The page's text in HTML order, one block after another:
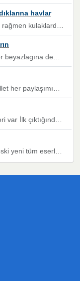
havlar
ol yükses ses müzik dinleme sebebisiniz canlar bomba gibi patladınız maşallah
asla kavusamayacagim ama asla unutamicagim sevdiğim adam için yanar içim
bir yandan da göbek atmayi))) diyeceklerim bu kadar güzel hoş bir sayfa emeğinize sağlık arkadaşlar kolay gelsin
sesle Allah razı olsun hizmet nimettir Rabbim sizin zahmetlerinize de hayırlı nimetler versin Selam ve dua ile Allah'a emanet olun
şekilde sevenlerine ulaştıran siz değerli sayfa yöneticilerine de teşekkür ederim